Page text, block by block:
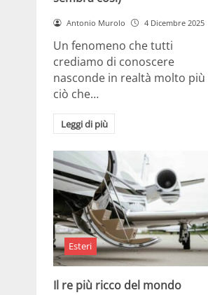
Antonio Murolo 4 Dicembre 2025
Un fenomeno che tutti
crediamo di conoscere
nasconde in realtà molto più
ciò che…
Leggi di più
Esteri
Il re più ricco del mondo